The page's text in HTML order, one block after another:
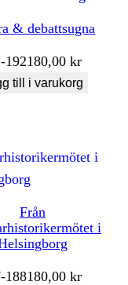
& debattsugna
192180,00kr
till i varukorg
Från
i
188180,00kr